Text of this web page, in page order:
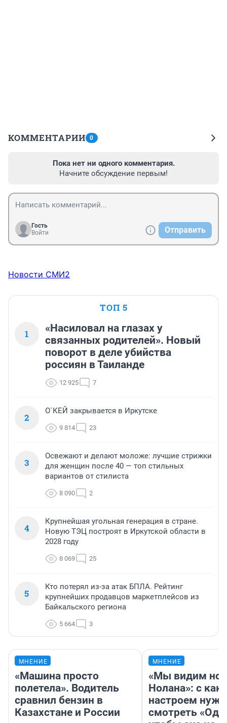
КОММЕНТАРИИ 0
Пока нет ни одного комментария.
Начните обсуждение первым!
Гость
Войти
Отправить
Новости СМИ2
ТОП 5
1
«Насиловал на глазах у
связанных родителей». Новый
поворот в деле убийства
россиян в Таиланде
12 925 7
2
О`КЕЙ закрывается в Иркутске
9 814 23
3
Освежают и делают моложе: лучшие стрижки
для женщин после 40 — топ стильных
вариантов от стилиста
8 090 2
4
Крупнейшая угольная генерация в стране.
Новую ТЭЦ построят в Иркутской области в
2028 году
8 069 25
5
Кто потерял из-за атак БПЛА. Рейтинг
крупнейших продавцов маркетплейсов из
Байкальского региона
5 664 3
МНЕНИЕ
«Машина просто
полетела». Водитель
сравнил бензин в
Казахстане и России
МНЕНИЕ
«Мы видим
Нолана»: с
настроем
смотреть